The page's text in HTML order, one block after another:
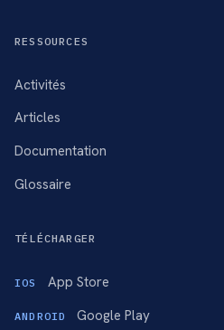
RESSOURCES
Activités
Articles
Documentation
Glossaire
TÉLÉCHARGER
IOS App Store
ANDROID Google Play